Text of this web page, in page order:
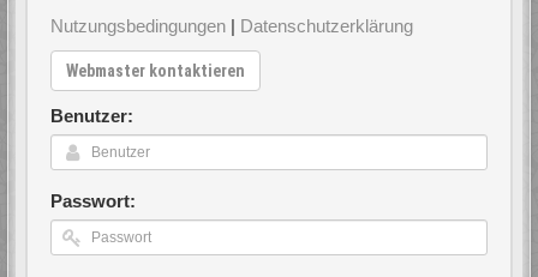
Nutzungsbedingungen | Datenschutzerklärung
Webmaster kontaktieren
Benutzer:
Passwort: